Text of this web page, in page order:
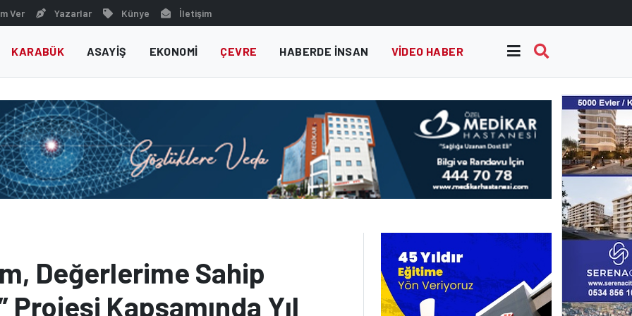
Ver Yazarlar Künye İletişim
KARABÜK ASAYIŞ EKONOMI ÇEVRE HABERDE INSAN VIDEO HABER
Değerlerime Sahip
Projesi Kapsamında Yıl